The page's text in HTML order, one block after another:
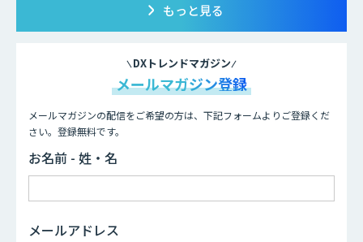
もっと見る
DXトレンドマガジン
メールマガジン登録
メールマガジンの配信をご希望の方は、下記フォームよりご登録くだ
さい。登録無料です。
お名前 - 姓・名
メールアドレス